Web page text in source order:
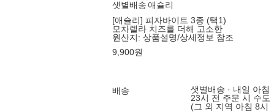
샛별배송애슐리
[애슐리] 피자바이트 3종 (택1)
모차렐라 치즈를 더해 고소한
원산지: 상품설명/상세정보 참조
9,900원
배송
샛별배송 · 내일 아침
23시 전 주문 시 수
(그 외 지역 아침 8시